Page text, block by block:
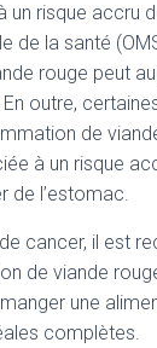
un risque accru
de la santé
rouge peut
outre,
de
à un risque
de l’estomac.
cancer, il est
de viande
une
complètes.